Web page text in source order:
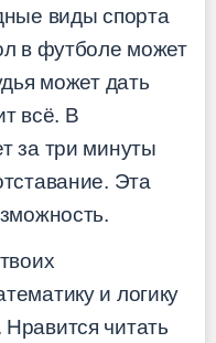
виды спорта
в футболе может
может дать
всё. В
за три минуты
Эта
и логику
читать